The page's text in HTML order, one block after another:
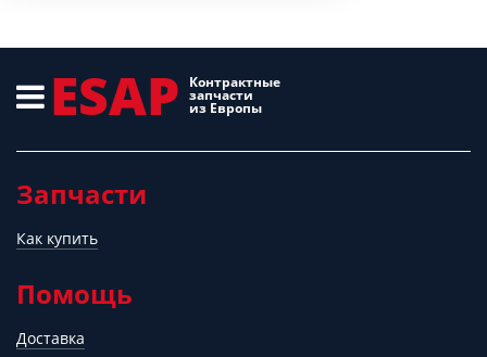
ESAP Контрактные
запчасти
из Европы
Запчасти
Как купить
Помощь
Доставка